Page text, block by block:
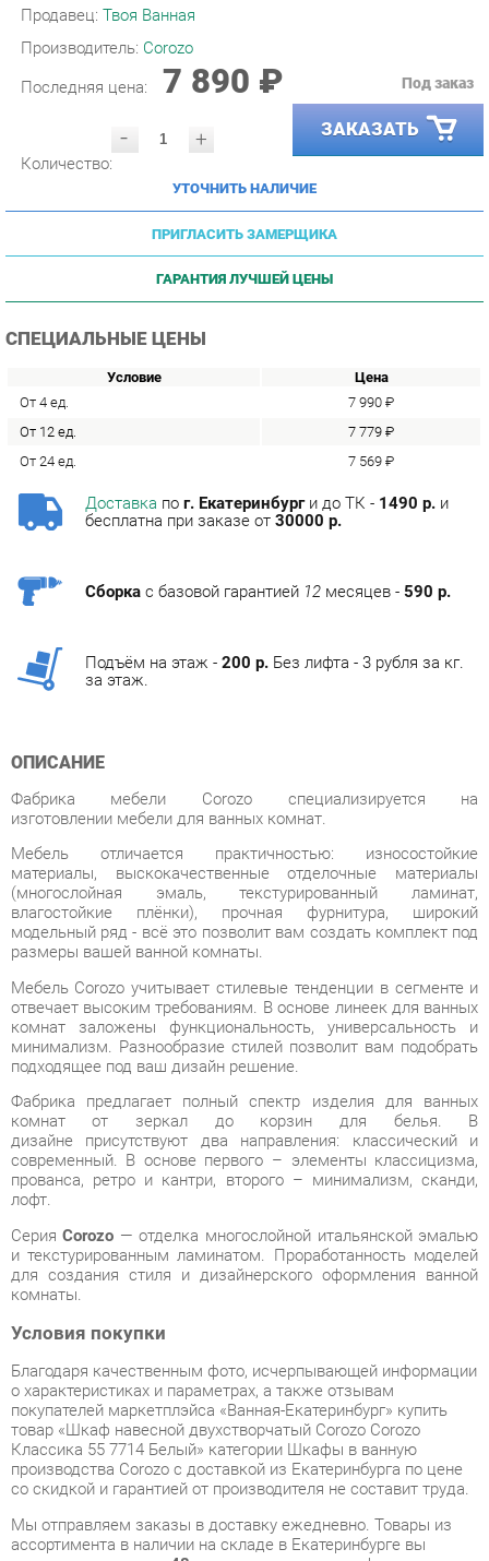
Производитель: Corozo
Последняя цена: 7 890 ₽
- + ЗАКАЗАТЬ
УТОЧНИТЬ НАЛИЧИЕ
ПРИГЛАСИТЬ ЗАМЕРЩИКА
ГАРАНТИЯ ЛУЧШЕЙ ЦЕНЫ
СПЕЦИАЛЬНЫЕ ЦЕНЫ
От 4 ед.
7 779 ₽
От 24 ед.
7 569 ₽
Сборкас базовой гарантией12месяцев -
Подъём на этаж -200 р.Без лифта - 3 рубля за кг.
ОПИСАНИЕ
материалы, выскокачественные отделочные материалы
(многослойная эмаль, текстурированный ламинат,
модельный ряд - всё это позволит вам создать комплект под
размеры вашей ванной комнаты.
Мебель Corozo учитывает стилевые тенденции в сегменте и
отвечает высоким требованиям. В основе линеек для ванных
комнат заложены функциональность, универсальность и
подходящее под ваш дизайн решение.
Фабрика предлагает полный спектр изделия для ванных
комнат от зеркал до корзин для белья. В
дизайне присутствуют два направления: классический и
современный. В основе первого – элементы классицизма,
прованса, ретро и кантри, второго – минимализм, сканди,
лофт.
Серия Corozo— отделка многослойной итальянской эмалью
и текстурированным ламинатом. Проработанность моделей
для создания стиля и дизайнерского оформления ванной
комнаты.
Условия покупки
Благодаря качественным фото, исчерпывающей информации
о характеристиках и параметрах, а также отзывам
товар «Шкаф навесной двухстворчатый Corozo Corozo
производства Corozo с доставкой из Екатеринбурга по цене
со скидкой и гарантией от производителя не составит труда.
Мы отправляем заказы в доставку ежедневно. Товары из
ассортимента в наличии на складе в Екатеринбурге вы
получите не позднее48-ми часовс момента оформления
заказа. Дополнительно вы можете заказать подъём на этаж
и сборку мебельных изделий.
Срок доставки в другие регионы, и для товаров, находящихся
на складах производителей, рассчитывается индивидуально.